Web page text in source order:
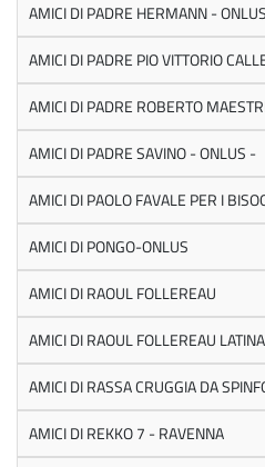
AMICI DI PADRE HERMANN - ONLUS
AMICI DI PADRE PIO VITTORIO
AMICI DI PADRE ROBERTO
AMICI DI PADRE SAVINO - ONLUS -
AMICI DI PAOLO FAVALE PER I
AMICI DI PONGO-ONLUS
AMICI DI RAOUL FOLLEREAU
AMICI DI RAOUL FOLLEREAU LATINA
AMICI DI RASSA CRUGGIA DA
AMICI DI REKKO 7 - RAVENNA